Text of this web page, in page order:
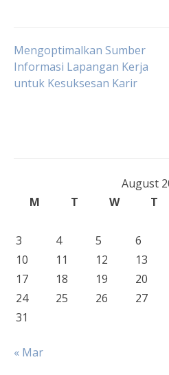
Post
navigation
Mengoptimalkan Sumber
Informasi Lapangan Kerja
untuk Kesuksesan Karir
August
M
T W T
3
4 5 6
10
11 12 13
17
18 19 20
24
25 26 27
31
« Mar